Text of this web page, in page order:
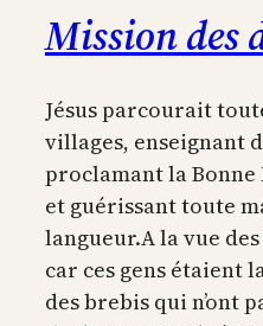
Mission des
Jésus parcourait
villages, enseignant
proclamant la Bonne
et guérissant toute
langueur.A la vue
car ces gens étaient
des brebis qui n’ont